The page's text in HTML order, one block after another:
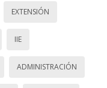
EXTENSIÓN
IIE
ADMINISTRACIÓN